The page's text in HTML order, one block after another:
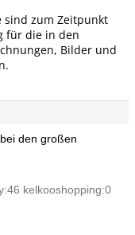
sind zum Zeitpunkt
für die in den
Bilder und
den großen
kelkooshopping:0